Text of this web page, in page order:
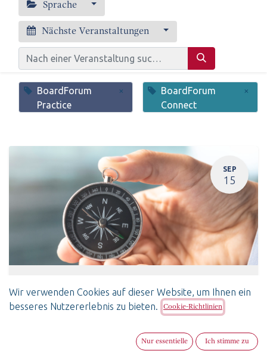
Sprache
Nächste Veranstaltungen
BoardForum
Practice
×
BoardForum
Connect
×
SEP
15
Administrateur sans profil financier…
15. September 2026 - 11:30 ( Europe/Zurich)
SwissBoardForum Französisch
Wir verwenden Cookies auf dieser Website, um Ihnen ein
besseres Nutzererlebnis zu bieten.
Cookie-Richtlinien
Nur essentielle Ich stimme zu